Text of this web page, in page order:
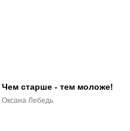
Чем старше - тем моложе!
Оксана Лебедь